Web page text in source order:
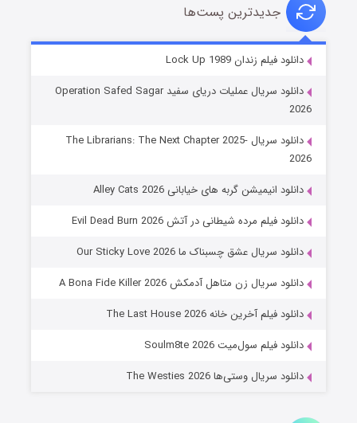
شوهر
عملیات آپارتمان
قسمت۲ (زیرنویس) منتشر شد
جدیدترین پست‌ها
دانلود فیلم زندان Lock Up 1989
دانلود سریال عملیات دریای سفید Operation Safed Sagar
2026
دانلود سریال The Librarians: The Next Chapter 2025-
2026
دانلود انیمیشن گربه های خیابانی Alley Cats 2026
دانلود فیلم مرده شیطانی در آتش Evil Dead Burn 2026
دانلود سریال عشق چسبناک ما Our Sticky Love 2026
دانلود سریال زن متاهل آدمکش A Bona Fide Killer 2026
دانلود فیلم آخرین خانه The Last House 2026
دانلود فیلم سول‌میت Soulm8te 2026
دانلود سریال وستی‌ها The Westies 2026